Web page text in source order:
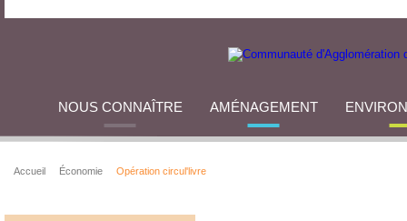
NOUS CONNAÎTRE AMÉNAGEMENT
Accueil Économie Opération circul'livre